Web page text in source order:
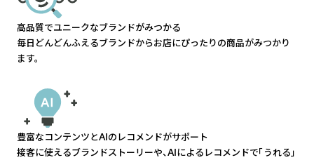
高品質でユニークなブランドがみつかる
毎日どんどんふえるブランドからお店にぴったりの商品がみつかり
ます。
豊富なコンテンツとAIのレコメンドがサポート
接客に使えるブランドストーリーや、AIによるレコメンドで「うれる」